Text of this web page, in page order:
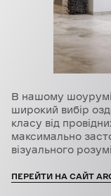
В нашому
широкий вибір
класу від
максимально
візуального
ПЕРЕЙТИ НА САЙТ